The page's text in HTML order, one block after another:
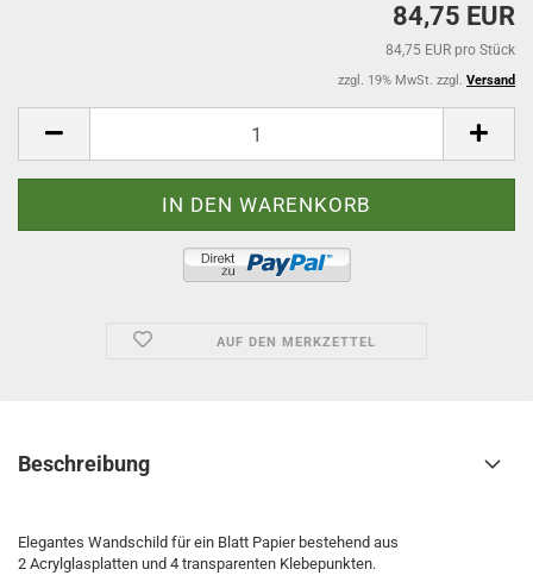
84,75 EUR
84,75 EUR pro Stück
zzgl. 19% MwSt. zzgl. Versand
AUF DEN MERKZETTEL
Beschreibung
Elegantes Wandschild für ein Blatt Papier bestehend aus
2 Acrylglasplatten und 4 transparenten Klebepunkten.